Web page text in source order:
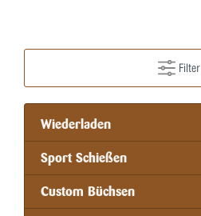
Filter
Wiederladen
Sport Schießen
Custom Büchsen